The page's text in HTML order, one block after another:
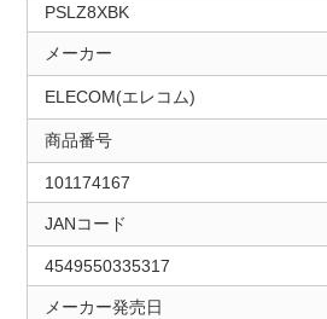
PSLZ8XBK
メーカー
ELECOM(エレコム)
商品番号
101174167
JANコード
4549550335317
メーカー発売日